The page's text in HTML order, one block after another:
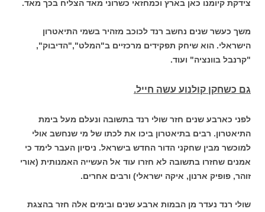
צידקת קיומנו כאן בארץ וכמחזאי כשרוני מאד הצליח בכך מאד.
משך כעשר שנים נחשב רנד לכוכב מזהיר בשמי התיאטרון
הישראלי. הוא שיחק תפקידים מרכזיים ב"המלט","הדיבוק",
"קרנבל בוונציה" ועוד.
גם כשחקן קולנוע עשה חייל.
לפני כארבע שנים חזר שולי רנד בתשובה ונעלם מעל בימת
התיאטרון. רבים בתיאטרון ביכו את לכתו של מי שנחשב אולי
למוכשר מבין שחקני הדור החדש בישראל. ניסיון העבר לימד כי
אמנים שחזרו בתשובה לא חזרו עוד אל העשייה האמנותית (אורי
זוהר, פופיק ארנון, איקה ישראלי) ורבים אחרים.
שולי רנד נעדר מן הבמות ארבע שנים ובימים אלה חזר בהצגת